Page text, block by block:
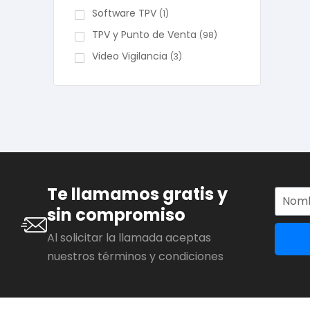
Software TPV (1)
TPV y Punto de Venta (98)
Video Vigilancia (3)
Te llamamos gratis y
sin compromiso
Al solicitar la llamada aceptas
nuestros términos y condiciones